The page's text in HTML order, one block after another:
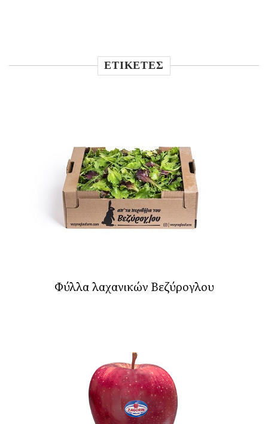
ΕΤΙΚΕΤΕΣ
Φύλλα λαχανικών Βεζύρογλου